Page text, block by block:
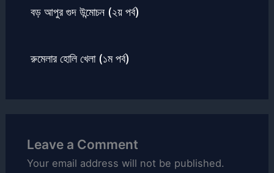
বড় আপুর গুদ উন্মোচন (২য় পর্ব)
রুমেলার হোলি খেলা (১ম পর্ব)
Leave a Comment
Your email address will not be published.